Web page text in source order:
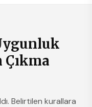
Çıkma
Belirtilen kurallara